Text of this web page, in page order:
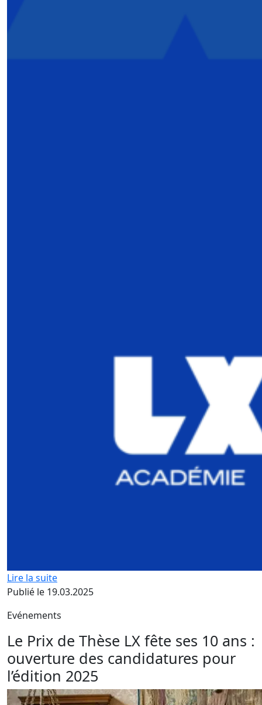
Lire la suite
Publié le 19.03.2025
Evénements
Le Prix de Thèse LX fête ses 10 ans :
ouverture des candidatures pour
l’édition 2025